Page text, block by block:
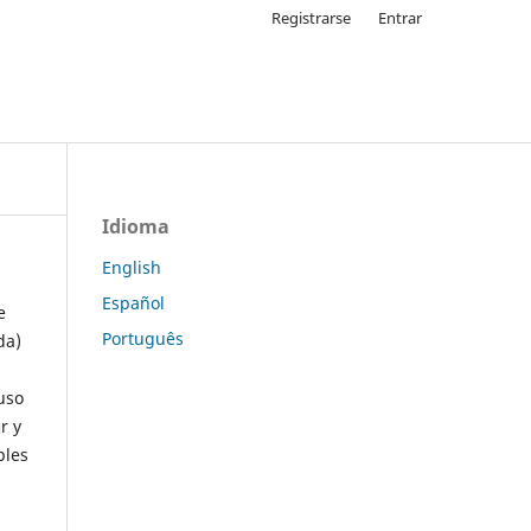
Registrarse Entrar
y
Idioma
English
Español
Português